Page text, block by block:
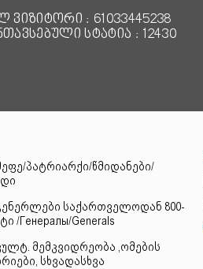
ვიზიტორი : 61033445238
სტატია : 12430
პატრიარქი/წმიდანები/
საქართველოდან 800-
/Генералы/Generals
მემკვიდრეობა ,ომების
სხვადასხვა